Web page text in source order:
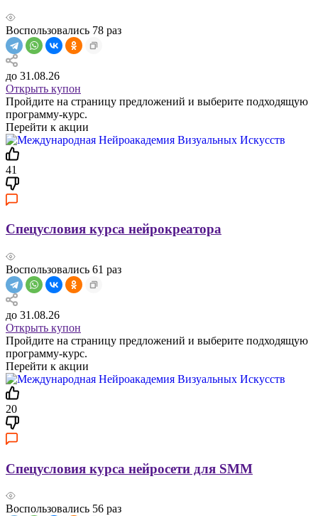
Воспользовались 78 раз
до 31.08.26
Открыть купон
Пройдите на страницу предложений и выберите подходящую
программу-курс.
Перейти к акции
41
Спецусловия курса нейрокреатора
Воспользовались 61 раз
до 31.08.26
Открыть купон
Пройдите на страницу предложений и выберите подходящую
программу-курс.
Перейти к акции
20
Спецусловия курса нейросети для SMM
Воспользовались 56 раз